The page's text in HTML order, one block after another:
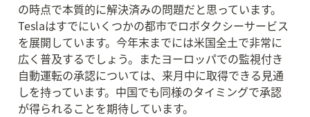
の時点で本質的に解決済みの問題だと思っています。
Teslaはすでにいくつかの都市でロボタクシーサービス
を展開しています。今年末までには米国全土で非常に
広く普及するでしょう。またヨーロッパでの監視付き
自動運転の承認については、来月中に取得できる見通
しを持っています。中国でも同様のタイミングで承認
が得られることを期待しています。